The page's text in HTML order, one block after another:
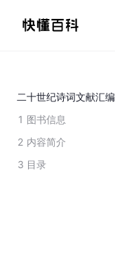
二十世纪诗词文献汇编
1 图书信息
2 内容简介
3 目录